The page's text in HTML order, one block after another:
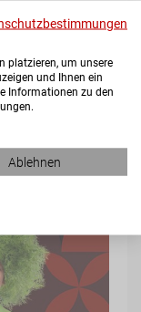
Veranlagung,
platzieren, um unsere
und Ihnen ein
Informationen zu den
Ablehnen